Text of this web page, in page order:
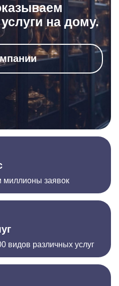
на дому.
заявок
видов различных услуг